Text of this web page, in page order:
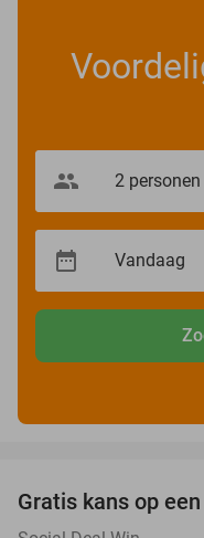
Gratis kans op